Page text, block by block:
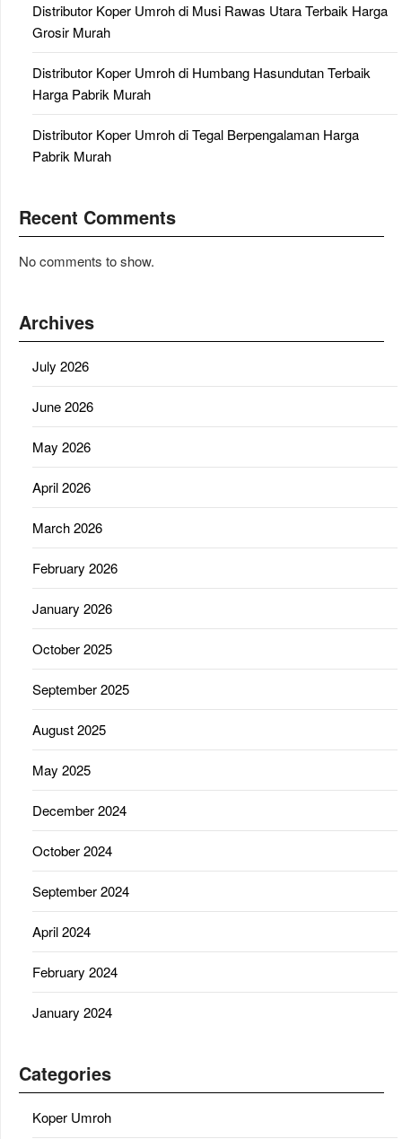
Distributor Koper Umroh di Musi Rawas Utara Terbaik Harga
Grosir Murah
Distributor Koper Umroh di Humbang Hasundutan Terbaik
Harga Pabrik Murah
Distributor Koper Umroh di Tegal Berpengalaman Harga
Pabrik Murah
Recent Comments
No comments to show.
Archives
July 2026
June 2026
May 2026
April 2026
March 2026
February 2026
January 2026
October 2025
September 2025
August 2025
May 2025
December 2024
October 2024
September 2024
April 2024
February 2024
January 2024
Categories
Koper Umroh